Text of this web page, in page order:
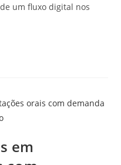
um fluxo digital nos
em